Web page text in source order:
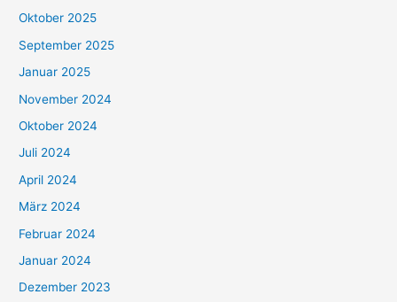
Oktober 2025
September 2025
Januar 2025
November 2024
Oktober 2024
Juli 2024
April 2024
März 2024
Februar 2024
Januar 2024
Dezember 2023